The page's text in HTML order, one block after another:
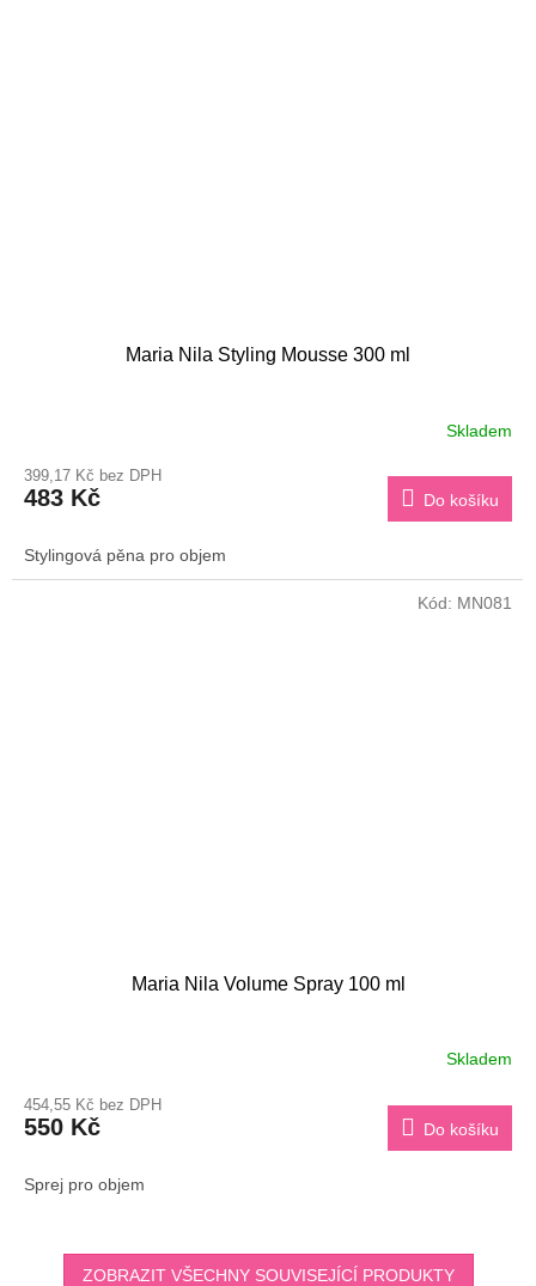
Maria Nila Styling Mousse 300 ml
Skladem
399,17 Kč bez DPH
483 Kč Do košíku
Stylingová pěna pro objem
Maria Nila Volume Spray 100 ml
Skladem
454,55 Kč bez DPH
550 Kč Do košíku
Sprej pro objem
Kód: MN081
ZOBRAZIT VŠECHNY SOUVISEJÍCÍ PRODUKTY